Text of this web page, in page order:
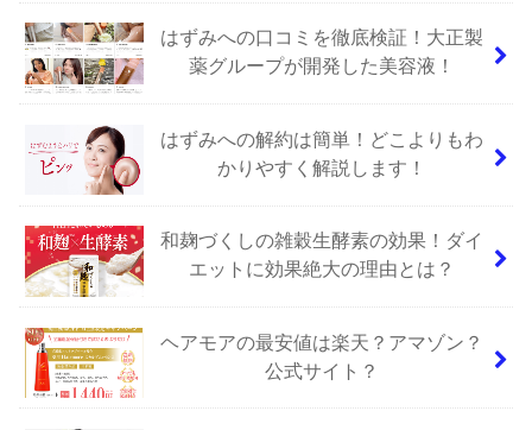
はずみへの口コミを徹底検証！大正製
薬グループが開発した美容液！
はずみへの解約は簡単！どこよりもわ
かりやすく解説します！
和麹づくしの雑穀生酵素の効果！ダイ
エットに効果絶大の理由とは？
ヘアモアの最安値は楽天？アマゾン？
公式サイト？